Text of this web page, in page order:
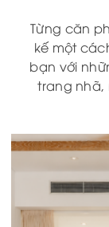
Từng căn
kế một
bạn với
trang